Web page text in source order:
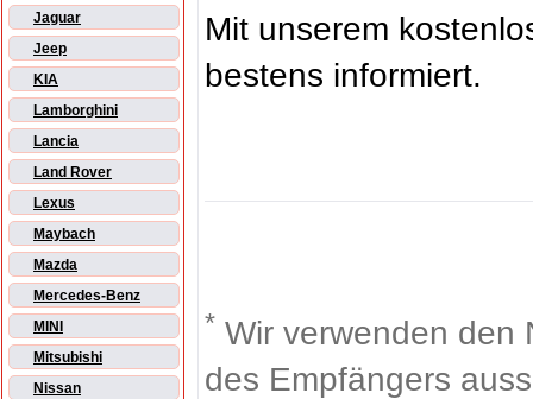
Jaguar
Jeep
KIA
Lamborghini
Lancia
Land Rover
Lexus
Maybach
Mazda
Mercedes-Benz
MINI
Mitsubishi
Nissan
Mit unserem
bestens informiert.
* Wir verwenden den
des Empfängers